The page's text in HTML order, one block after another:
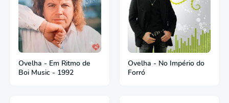
Ovelha - Em Ritmo de
Boi Music - 1992
Ovelha - No Império do
Forró